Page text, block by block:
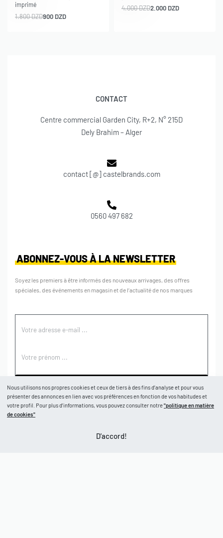
imprimé
1.800DZD900 DZD
4.000DZD2.000 DZD
CONTACT
Centre commercial Garden City, R+2, N° 215D
Dely Brahim – Alger
contact [@] castelbrands.com
0560 497 682
BOUTIQUE
ABONNEZ-VOUS À LA NEWSLETTER
Soyez les premiers à être informés des nouveaux arrivages, des offres
spéciales, des événements en magasin et de l’actualité de nos marques
Nous utilisons nos propres cookies et ceux de tiers à des fins d’analyse et pour vous
présenter des annonces en lien avec vos préférences en fonction de vos habitudes et
votre profil. Pour plus d’informations, vous pouvez consulter notre"politique en matière
de cookies"
D'accord!